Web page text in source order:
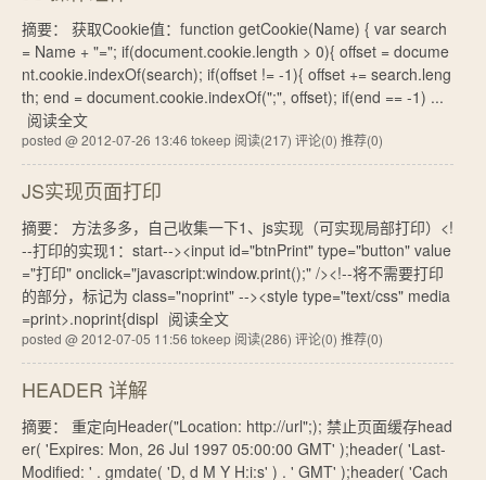
摘要： 获取Cookie值：function getCookie(Name) { var search
= Name + "="; if(document.cookie.length > 0){ offset = docume
nt.cookie.indexOf(search); if(offset != -1){ offset += search.leng
th; end = document.cookie.indexOf(";", offset); if(end == -1) ...
阅读全文
posted @ 2012-07-26 13:46 tokeep 阅读(217) 评论(0) 推荐(0)
JS实现页面打印
摘要： 方法多多，自己收集一下1、js实现（可实现局部打印）<!
--打印的实现1：start--><input id="btnPrint" type="button" value
="打印" onclick="javascript:window.print();" /><!--将不需要打印
的部分，标记为 class="noprint" --><style type="text/css" media
=print>.noprint{displ 阅读全文
posted @ 2012-07-05 11:56 tokeep 阅读(286) 评论(0) 推荐(0)
HEADER 详解
摘要： 重定向Header("Location: http://url";); 禁止页面缓存head
er( 'Expires: Mon, 26 Jul 1997 05:00:00 GMT' );header( 'Last-
Modified: ' . gmdate( 'D, d M Y H:i:s' ) . ' GMT' );header( 'Cach